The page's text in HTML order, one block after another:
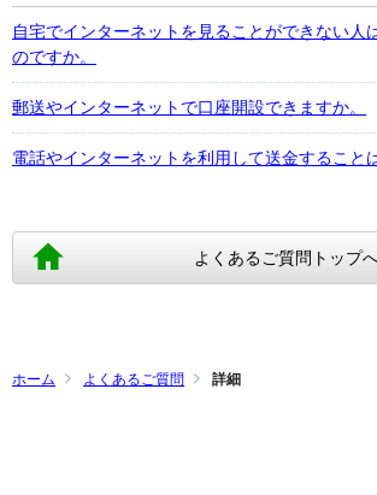
自宅でインターネットを見ることができない人
のですか。
郵送やインターネットで口座開設できますか。
電話やインターネットを利用して送金すること
よくあるご質問トップ
ホーム よくあるご質問 詳細